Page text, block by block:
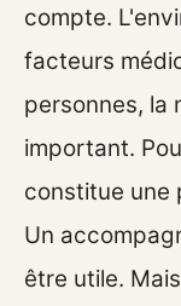
compte.
facteurs
personnes, la
important.
constitue une
Un
être utile.